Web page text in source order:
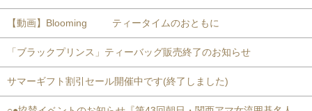
【動画】Blooming ティータイムのおともに
「ブラックプリンス」ティーバッグ販売終了のお知らせ
サマーギフト割引セール開催中です(終了しました)